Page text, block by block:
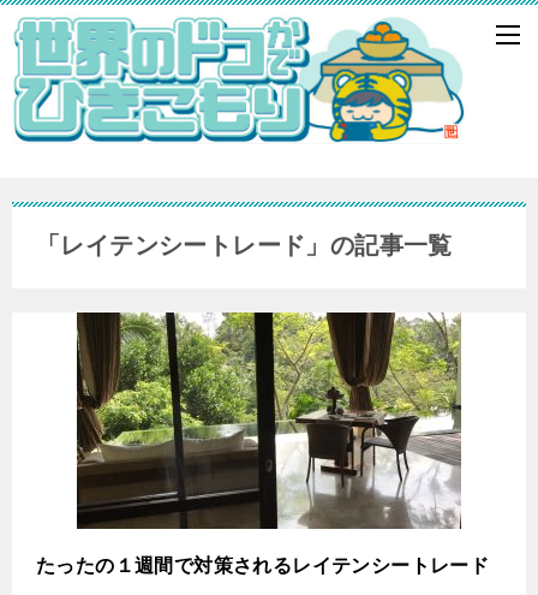
「レイテンシートレード」の記事一覧
たったの１週間で対策されるレイテンシートレード